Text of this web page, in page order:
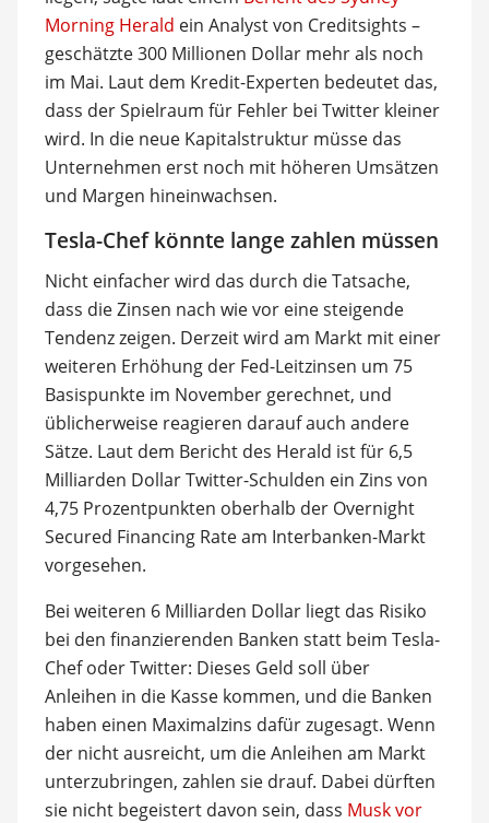
Morning Herald ein Analyst von Creditsights –
geschätzte 300 Millionen Dollar mehr als noch
im Mai. Laut dem Kredit-Experten bedeutet das,
dass der Spielraum für Fehler bei Twitter kleiner
wird. In die neue Kapitalstruktur müsse das
Unternehmen erst noch mit höheren Umsätzen
und Margen hineinwachsen.
Tesla-Chef könnte lange zahlen müssen
Nicht einfacher wird das durch die Tatsache,
dass die Zinsen nach wie vor eine steigende
Tendenz zeigen. Derzeit wird am Markt mit einer
weiteren Erhöhung der Fed-Leitzinsen um 75
Basispunkte im November gerechnet, und
üblicherweise reagieren darauf auch andere
Sätze. Laut dem Bericht des Herald ist für 6,5
Milliarden Dollar Twitter-Schulden ein Zins von
4,75 Prozentpunkten oberhalb der Overnight
Secured Financing Rate am Interbanken-Markt
vorgesehen.
Bei weiteren 6 Milliarden Dollar liegt das Risiko
bei den finanzierenden Banken statt beim Tesla-
Chef oder Twitter: Dieses Geld soll über
Anleihen in die Kasse kommen, und die Banken
haben einen Maximalzins dafür zugesagt. Wenn
der nicht ausreicht, um die Anleihen am Markt
unterzubringen, zahlen sie drauf. Dabei dürften
sie nicht begeistert davon sein, dass Musk vor